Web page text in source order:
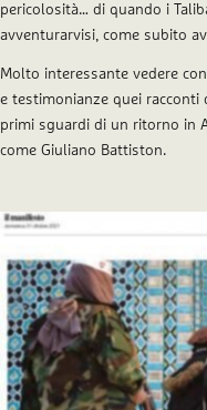
pericolosità… di quando i
avventurarvisi, come subito
Molto interessante vedere
e testimonianze quei
primi sguardi di un ritorno in
come Giuliano Battiston.